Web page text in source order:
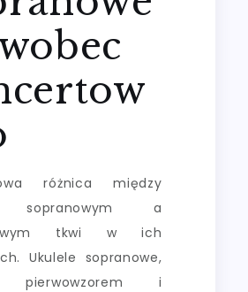
różnica między
sopranowym a
tkwi w ich
Ukulele sopranowe,
pierwowzorem i